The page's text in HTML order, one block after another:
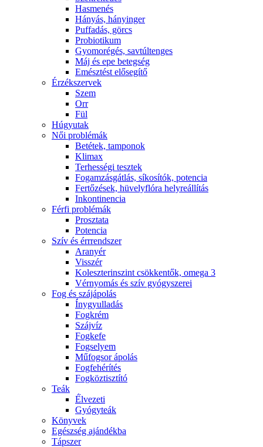
Hasmenés
Hányás, hányinger
Puffadás, görcs
Probiotikum
Gyomorégés, savtúltenges
Máj és epe betegség
Emésztést elősegítő
Érzékszervek
Szem
Orr
Fül
Húgyutak
Női problémák
Betétek, tamponok
Klimax
Terhességi tesztek
Fogamzásgátlás, síkosítók, potencia
Fertőzések, hüvelyflóra helyreállítás
Inkontinencia
Férfi problémák
Prosztata
Potencia
Szív és érrrendszer
Aranyér
Visszér
Koleszterinszint csökkentők, omega 3
Vérnyomás és szív gyógyszerei
Fog és szájápolás
Í́nygyulladás
Fogkrém
Szájvíz
Fogkefe
Fogselyem
Műfogsor ápolás
Fogfehérítés
Fogköztisztító
Teák
É́lvezeti
Gyógyteák
Könyvek
Egészség ajándékba
Tápszer